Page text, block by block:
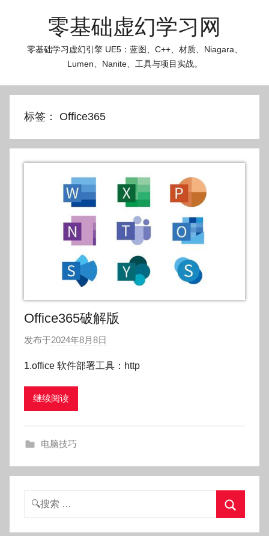
零基础虚幻学习网
零基础学习虚幻引擎 UE5：蓝图、C++、材质、Niagara、
Lumen、Nanite、工具与项目实战。
标签： Office365
Office365破解版
发布于2024年8月8日
:
o
1.office 软件部署工具：http
继续阅读
电脑技巧
搜